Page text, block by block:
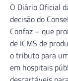
O Diário Oficial
decisão do
Confaz – que
de ICMS de
o tributo para
em hospitais